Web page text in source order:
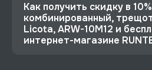
Как получить скидку в
комбинированный,
Licota, ARW-10M12 и
интернет-магазине